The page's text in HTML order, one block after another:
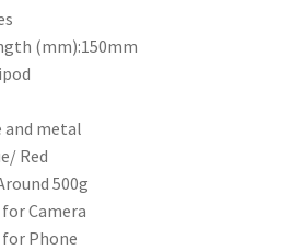
(mm):150mm
and metal
Red
500g
Camera
Phone